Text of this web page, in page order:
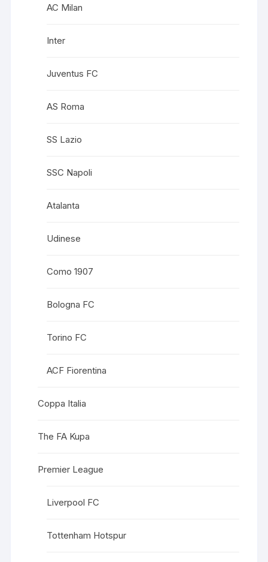
AC Milan
Inter
Juventus FC
AS Roma
SS Lazio
SSC Napoli
Atalanta
Udinese
Como 1907
Bologna FC
Torino FC
ACF Fiorentina
Coppa Italia
The FA Kupa
Premier League
Liverpool FC
Tottenham Hotspur